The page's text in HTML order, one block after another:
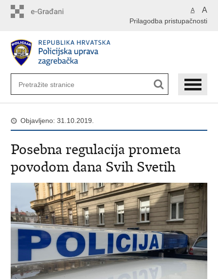
A A
Prilagodba pristupačnosti
Objavljeno: 31.10.2019.
Posebna regulacija prometa
povodom dana Svih Svetih